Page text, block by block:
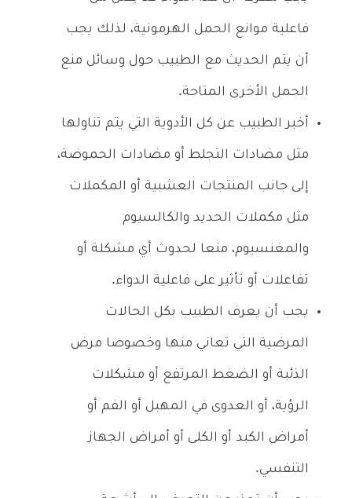
فاعلية موانع الحمل الهرمونية، لذلك يجب
أن يتم الحديث مع الطبيب حول وسائل منع
الحمل الأخرى المتاحة.
أخبر الطبيب عن كل الأدوية التي يتم تناولها
مثل مضادات التجلط أو مضادات الحموضة،
إلى جانب المنتجات العشبية أو المكملات
مثل مكملات الحديد والكالسيوم
والمغنسيوم، منعا لحدوث أي مشكلة أو
تفاعلات أو تأثير على فاعلية الدواء.
يجب أن يعرف الطبيب بكل الحالات
المرضية التي تعاني منها وخصوصا مرض
الذئبة أو الضغط المرتفع أو مشكلات
الرؤية، أو العدوى في المهبل أو الفم أو
أمراض الكبد أو الكلى أو أمراض الجهاز
التنفسي.